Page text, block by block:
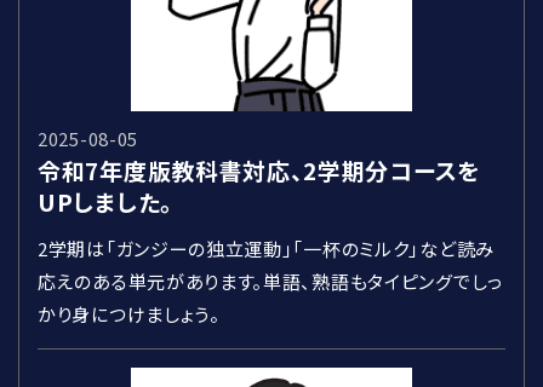
2025-08-05
令和7年度版教科書対応、2学期分コースを
UPしました。
2学期は「ガンジーの独立運動」「一杯のミルク」など読み
応えのある単元があります。単語、熟語もタイピングでしっ
かり身につけましょう。